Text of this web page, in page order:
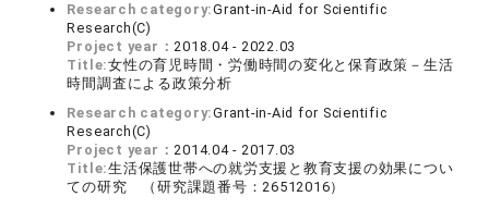
Research category:Grant-in-Aid for Scientific
Research(C)
Project year：2018.04 - 2022.03
Title:女性の育児時間・労働時間の変化と保育政策－生活
時間調査による政策分析
Research category:Grant-in-Aid for Scientific
Research(C)
Project year：2014.04 - 2017.03
Title:生活保護世帯への就労支援と教育支援の効果につい
ての研究 （研究課題番号：26512016）